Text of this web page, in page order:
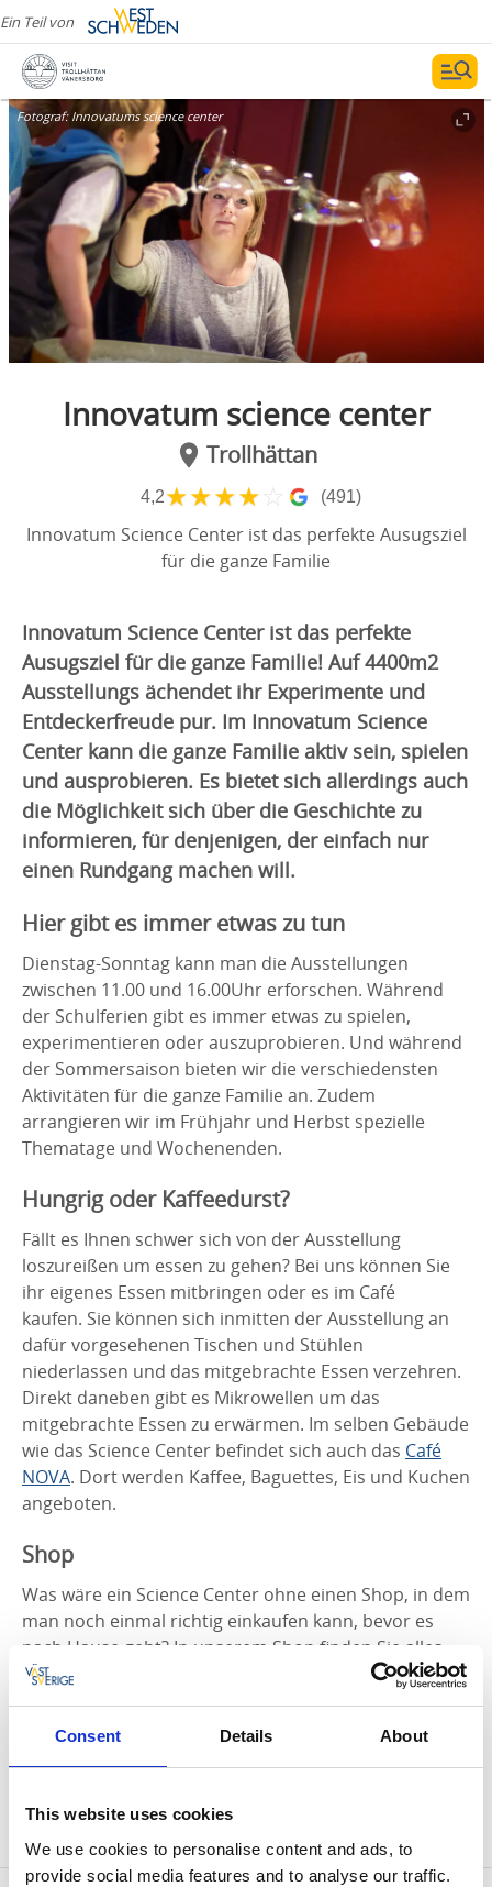
Consent Details About
This website uses cookies
We use cookies to personalise content and ads, to
provide social media features and to analyse our traffic.
Ein Teil von
Fotograf: Innovatums science center
Innovatum science center
Trollhättan
4,2★★★★ ☆ (491)
Innovatum Science Center ist das perfekte Ausugsziel
für die ganze Familie
Innovatum Science Center ist das perfekte
Ausugsziel für die ganze Familie! Auf 4400m2
Ausstellungs ächendet ihr Experimente und
Entdeckerfreude pur. Im Innovatum Science
Center kann die ganze Familie aktiv sein, spielen
und ausprobieren. Es bietet sich allerdings auch
die Möglichkeit sich über die Geschichte zu
informieren, für denjenigen, der einfach nur
einen Rundgang machen will.
Hier gibt es immer etwas zu tun
Dienstag-Sonntag kann man die Ausstellungen
zwischen 11.00 und 16.00Uhr erforschen. Während
der Schulferien gibt es immer etwas zu spielen,
experimentieren oder auszuprobieren. Und während
der Sommersaison bieten wir die verschiedensten
Aktivitäten für die ganze Familie an. Zudem
arrangieren wir im Frühjahr und Herbst spezielle
Thematage und Wochenenden.
Hungrig oder Kaffeedurst?
Fällt es Ihnen schwer sich von der Ausstellung
loszureißen um essen zu gehen? Bei uns können Sie
ihr eigenes Essen mitbringen oder es im Café
kaufen. Sie können sich inmitten der Ausstellung an
dafür vorgesehenen Tischen und Stühlen
niederlassen und das mitgebrachte Essen verzehren.
Direkt daneben gibt es Mikrowellen um das
mitgebrachte Essen zu erwärmen. Im selben Gebäude
wie das Science Center befindet sich auch das Café
NOVA. Dort werden Kaffee, Baguettes, Eis und Kuchen
angeboten.
Shop
Was wäre ein Science Center ohne einen Shop, in dem
man noch einmal richtig einkaufen kann, bevor es
nach Hause geht? In unserem Shop finden Sie alles
von kniffeligen 3D-Pussel und coolen Armbändern bis
hin zu magischer Knete und mechanischen
Bausätzen. Hier kann man auch smarte
Der Shop hat während der allgemeinen